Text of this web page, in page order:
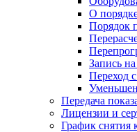
О
Порядок
Запись
Переход
Передача
Лицензии и
График снятия